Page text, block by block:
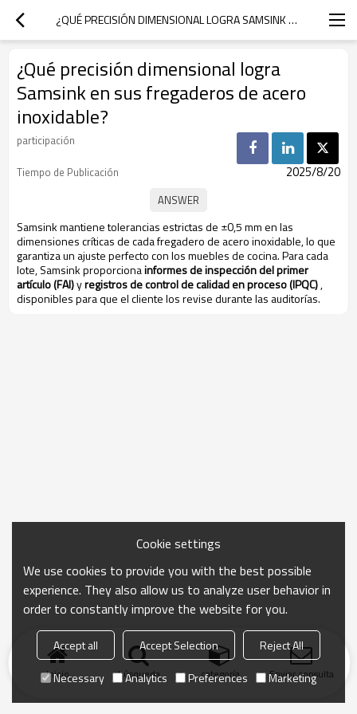
¿QUÉ PRECISIÓN DIMENSIONAL LOGRA SAMSINK EN SUS FREGADEROS DE ACERO INOXIDABLE?
¿Qué precisión dimensional logra
Samsink en sus fregaderos de acero
inoxidable?
participación
Tiempo de Publicación
2025/8/20
Samsink mantiene tolerancias estrictas de ±0,5 mm en las
dimensiones críticas de cada fregadero de acero inoxidable, lo que
garantiza un ajuste perfecto con los muebles de cocina. Para cada
lote, Samsink proporcionainformes de inspección del primer
artículo (FAI)yregistros de control de calidad en proceso (IPQC),
disponibles para que el cliente los revise durante las auditorías.
Inicio búsqueda categoría Enviar consulta
Cookie settings
We use cookies to provide you with the best possible
experience. They also allow us to analyze user behavior in
order to constantly improve the website for you.
Accept all Accept Selection
Reject All
Necessary
Analytics Preferences Marketing